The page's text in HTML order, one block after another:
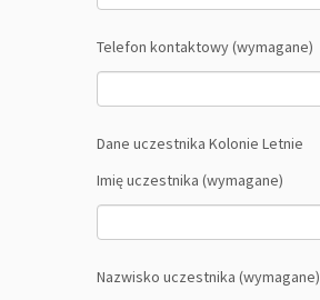
Telefon kontaktowy (wymagane)
Dane uczestnika Kolonie Letnie
Imię uczestnika (wymagane)
Nazwisko uczestnika (wymagane)